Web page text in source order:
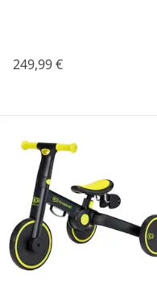
249,99 €